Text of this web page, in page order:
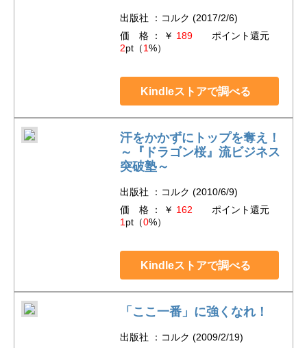
出版社 ：コルク (2017/2/6)
価 格 ： ￥ 189ポイント還元
2pt（1%）
Kindleストアで調べる
汗をかかずにトップを奪え！
～『ドラゴン桜』流ビジネス
突破塾～
出版社 ：コルク (2010/6/9)
価 格 ： ￥ 162 ポイント還元
1 pt（0%）
Kindleストアで調べる
「ここ一番」に強くなれ！
出版社 ：コルク (2009/2/19)